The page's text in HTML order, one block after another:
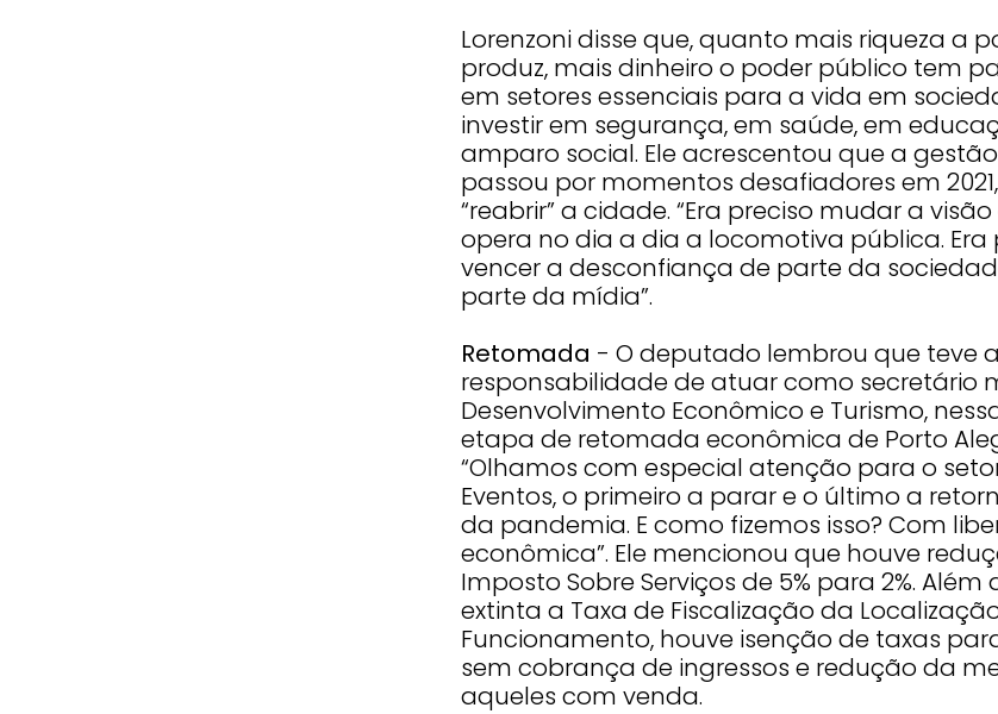
Lorenzoni disse que, quanto mais riqueza a
produz, mais dinheiro o poder público tem
em setores essenciais para a vida em
investir em segurança, em saúde, em
amparo social. Ele acrescentou que a
passou por momentos desafiadores em
“reabrir” a cidade. “Era preciso mudar a
opera no dia a dia a locomotiva pública. Era
vencer a desconfiança de parte da
parte da mídia”.
Retomada - O deputado lembrou que teve a
responsabilidade de atuar como secretário
Desenvolvimento Econômico e Turismo,
etapa de retomada econômica de Porto
“Olhamos com especial atenção para o
Eventos, o primeiro a parar e o último a
da pandemia. E como fizemos isso? Com
econômica”. Ele mencionou que houve
Imposto Sobre Serviços de 5% para 2%. Além
extinta a Taxa de Fiscalização da
Funcionamento, houve isenção de taxas
sem cobrança de ingressos e redução da
aqueles com venda.